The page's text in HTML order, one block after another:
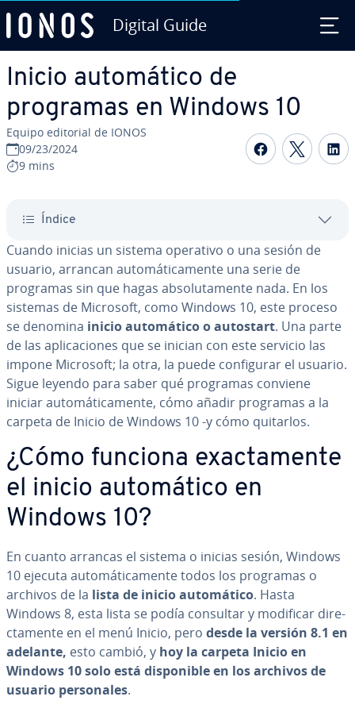
Digital Guide
Inicio au­to­má­ti­co de
programas en Windows 10
Equipo editorial de IONOS
09/23/2024
9 mins
Compartir
Índice
Cuando inicias un sistema operativo o una sesión de
usuario, arrancan au­to­má­ti­ca­me­n­te una serie de
programas sin que hagas ab­so­lu­ta­me­n­te nada. En los
sistemas de Microsoft, como Windows 10, este proceso
se denomina inicio au­to­má­ti­co o autostart. Una parte
de las apli­ca­cio­nes que se inician con este servicio las
impone Microsoft; la otra, la puede co­n­fi­gu­rar el usuario.
Sigue leyendo para saber qué programas conviene
iniciar au­to­má­ti­ca­me­n­te, cómo añadir programas a la
carpeta de Inicio de Windows 10 ‒y cómo quitarlos.
¿Cómo funciona exac­ta­me­n­te
el inicio au­to­má­ti­co en
Windows 10?
En cuanto arrancas el sistema o inicias sesión, Windows
10 ejecuta au­to­má­ti­ca­me­n­te todos los programas o
archivos de la lista de inicio au­to­má­ti­co. Hasta
Windows 8, esta lista se podía consultar y modificar di­re­
c­ta­me­n­te en el menú Inicio, pero desde la versión 8.1 en
adelante, esto cambió, y hoy la carpeta Inicio en
Windows 10 solo está di­s­po­ni­ble en los archivos de
usuario pe­r­so­na­les.